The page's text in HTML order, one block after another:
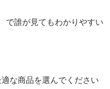
誰が見てもわかりやすい
な商品を選んでください